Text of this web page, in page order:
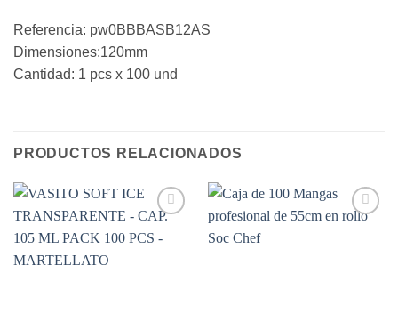
Referencia: pw0BBBASB12AS
Dimensiones:120mm
Cantidad: 1 pcs x 100 und
PRODUCTOS RELACIONADOS
a la